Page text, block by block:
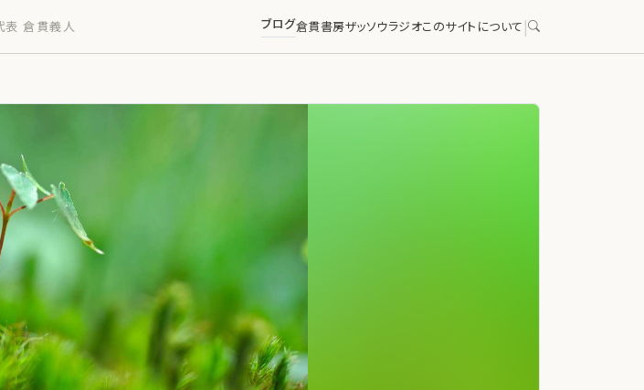
表 倉貫義人 ブログ倉貫書房ザッソウラジオこのサイトについて |